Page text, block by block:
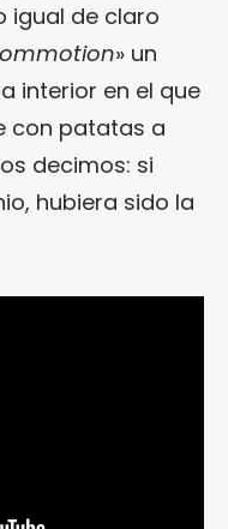
igual de claro
» un
interior en el que
con patatas a
decimos: si
hubiera sido la